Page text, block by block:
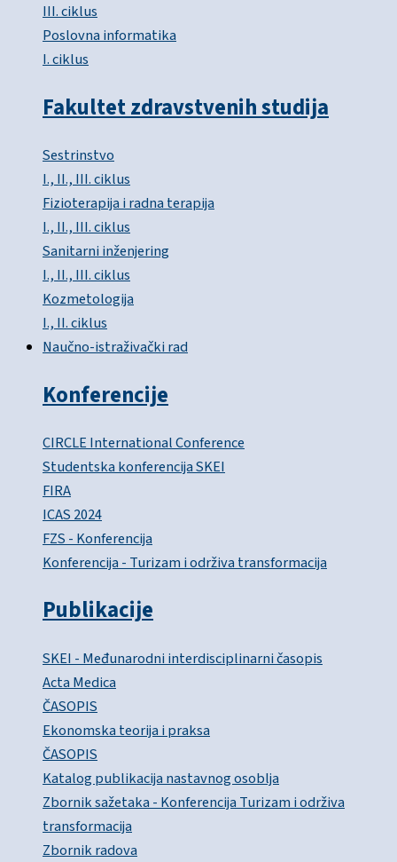
III. ciklus
Poslovna informatika
I. ciklus
Fakultet zdravstvenih studija
Sestrinstvo
I., II., III. ciklus
Fizioterapija i radna terapija
I., II., III. ciklus
Sanitarni inženjering
I., II., III. ciklus
Kozmetologija
I., II. ciklus
Naučno-istraživački rad
Konferencije
CIRCLE International Conference
Studentska konferencija SKEI
FIRA
ICAS 2024
FZS - Konferencija
Konferencija - Turizam i održiva transformacija
Publikacije
SKEI - Međunarodni interdisciplinarni časopis
Acta Medica
ČASOPIS
Ekonomska teorija i praksa
ČASOPIS
Katalog publikacija nastavnog osoblja
Zbornik sažetaka - Konferencija Turizam i održiva
transformacija
Zbornik radova